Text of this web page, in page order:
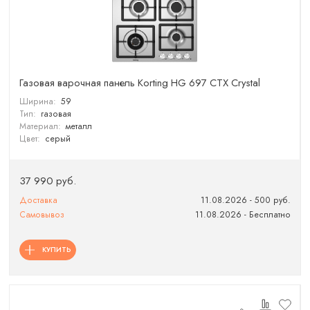
Газовая варочная панель Korting HG 697 CTX Crystal
Ширина: 59
Тип: газовая
Материал: металл
Цвет: серый
37 990 руб.
Доставка
11.08.2026 - 500 руб.
Самовывоз
11.08.2026 - Бесплатно
КУПИТЬ